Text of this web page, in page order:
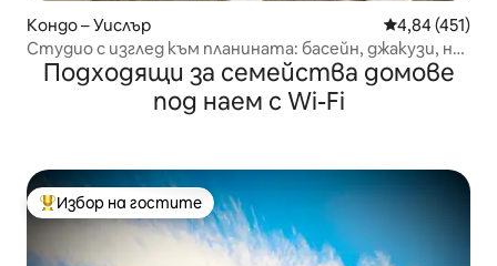
Кондо – Уислър Средна
4,84 (451)
Студио с изглед към планината: басейн, джакузи, на
пешеходно разстояние от планината и езерото!
Подходящи за семейства домове
под наем с Wi-Fi
Най-популярен избор на гостите
Избор на гостите